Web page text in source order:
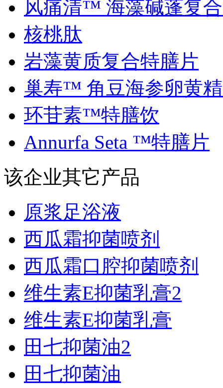
风痛清™ 海藻碱蓬复
核桃肽
岩藻黄质复合特膳片
巢寿™ 角豆海参卵黄
环苷素™特膳饮
Annurfa Seta ™特膳片
该企业其它产品
原浆足浴液
西瓜霜抑菌喷剂
西瓜霜口腔抑菌喷剂
维生素E抑菌乳膏2
维生素E抑菌乳膏
田七抑菌油2
田七抑菌油